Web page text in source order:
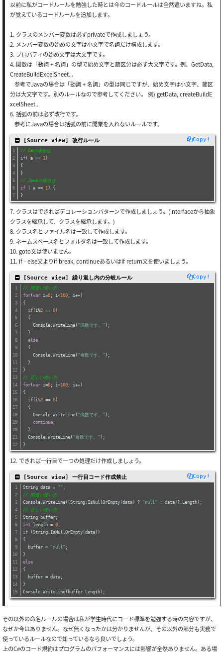
以前に私がコードルールを勉強した時とは今のコードルールは全然違いますね。私
が覚えているコードルールを追加します。
1. クラスのメンバー変数は必ずprivateで作成しましょう。
2. メンバー変数の始めの文字は小文字で名詞だけ構成します。
3. プロパティの始め文字は大文字です。
4. 関数は「動詞 + 名詞」の型で始め文字と節区分は必ず大文字です。例、GetData,
CreateBuildExcelSheet...
参考でJavaの場合は「動詞 + 名詞」の型は同じですが、始め文字は小文字、節区
分は大文字です。別のルールなので参考してください。 例) getData, createBuildE
xcelSheet..
6. 括弧の前は必ず改行です。
参考にJavaの場合は括弧の前に開業を入れないルールです。
Copy!
[Source view] 改行ルール
// C#の場合は
if ( a == 1)
{
}
// Javaの場合は
if ( a == 1) {
}
7. クラスはできればデコレーションパターンで作成しましょう。(interfaceから抽象
クラスを継承して、クラスを継承します。)
8. クラス名とファイル名は一致して作成します。
9. ネームスペース名とフォルダ名は一致して作成します。
10. goto文は使いません。
11. if - else文よりif break, continueあるいはif return文を使いましょう。
Copy!
[Source view] 繰り返し内の分岐ルール
// 間違い使い方
for (var i=0 ; i<100 ; i++)
{
if (i%2 == 0)
  {
    Console.WriteLine(
"偶数です。" );
  }
else
  {
    Console.WriteLine(
"奇数です。" );
  }
}
// 正しい使い方
for (var i=0 ; i<100 ; i++)
{
if (i%2 == 0)
  {
    Console.WriteLine(
"偶数です。" );
continue ;
  }
  Console.WriteLine(
"奇数です。" );
}
12. できれば一行目で一つの処理だけ作成しましょう。
Copy!
[Source view] 一行目コード作成禁止
String data = "" ;
// 間違い使い方
Console.WriteLine((String.IsNullOrEmpty(data) ? "null" : data)?.Length);
// 正しい使い方
String buffer;
int length = 0 ;
if (String.IsNullOrEmpty(data))
{
  buffer =
"null" ;
}
else
{
  buffer = data;
}
Console.WriteLine(buffer.Length);
その以外の命名ルールの場合は私が学生時代にコード標準を勉強する時の内容ですが、
なぜか今はありません。なぜ無くなったかは分かりませんが、その以外の部分も実務で
使っているルールなので知っているなら良いでしょう。
上のC#のコード規約はプログラムのパフォーマンスには影響が全然ありません。ある場